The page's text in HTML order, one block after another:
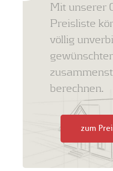
Mit unserer
Preisliste
völlig
berechnen.
zum